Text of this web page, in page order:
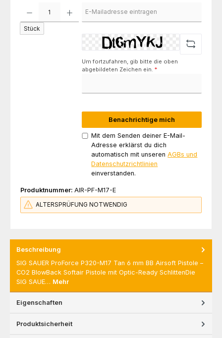
Stück
Um fortzufahren, gib bitte die oben
abgebildeten Zeichen ein.*
Benachrichtige mich
Mit dem Senden deiner E-Mail-
Adresse erklärst du dich
automatisch mit unserenAGBs und
Datenschutzrichtlinien
einverstanden.
Produktnummer: AIR-PF-M17-E
ALTERSPRÜFUNG NOTWENDIG
Beschreibung
SIG SAUER ProForce P320-M17 Tan 6 mm BB Airsoft Pistole –
CO2 BlowBack Softair Pistole mit Optic-Ready SchlittenDie
SIG SAUE… Mehr
Eigenschaften
Produktsicherheit